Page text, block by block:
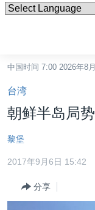
碍
链
接
跳
转
内
中国
台湾
港澳
国际
中国时间 7:00 2026年8
台湾
朝鲜半岛局
黎堡
2017年9月6日 15:42
分享